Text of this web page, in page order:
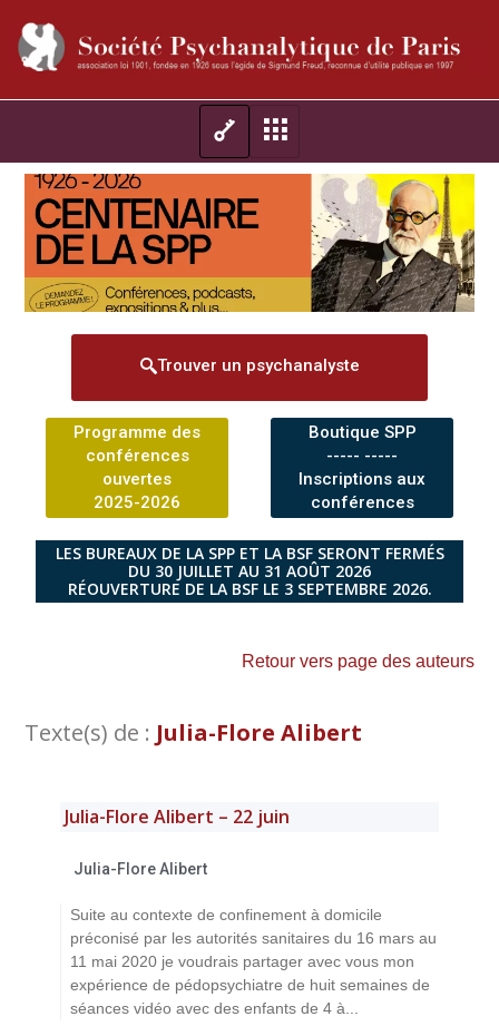
Trouver un psychanalyste
Programme des
conférences
ouvertes
2025-2026
Boutique SPP
----- -----
Inscriptions aux
conférences
LES BUREAUX DE LA SPP ET LA BSF SERONT FERMÉS
DU 30 JUILLET AU 31 AOÛT 2026
RÉOUVERTURE DE LA BSF LE 3 SEPTEMBRE 2026.
Retour vers page des auteurs
Texte(s) de : Julia-Flore Alibert
Julia-Flore Alibert – 22 juin
Julia-Flore Alibert
Suite au contexte de confinement à domicile
préconisé par les autorités sanitaires du 16 mars au
11 mai 2020 je voudrais partager avec vous mon
expérience de pédopsychiatre de huit semaines de
séances vidéo avec des enfants de 4 à...